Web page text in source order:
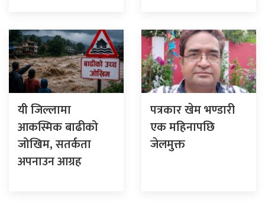
यी जिल्लामा
आकस्मिक बाढीको
जोखिम, सतर्कता
अपनाउन आग्रह
पत्रकार खेम भण्डारी
एक महिनापछि
जेलमुक्त